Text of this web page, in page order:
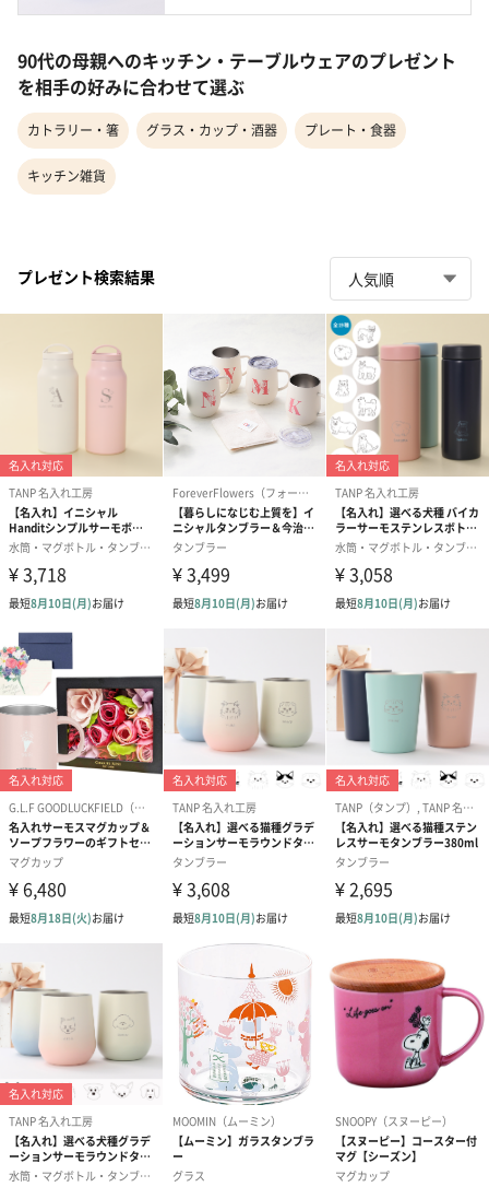
90代の母親へのキッチン・テーブルウェアのプレゼント
を相手の好みに合わせて選ぶ
カトラリー・箸 グラス・カップ・酒器 プレート・食器
キッチン雑貨
プレゼント検索結果